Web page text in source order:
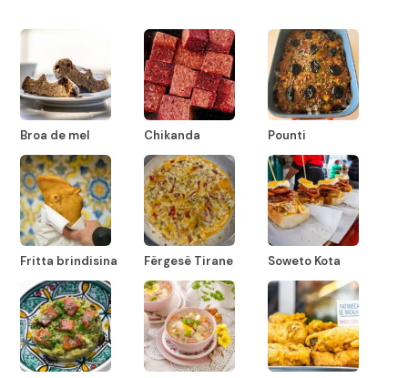
Broa de mel Chikanda Pounti
Fritta brindisina Fërgesë Tirane Soweto Kota